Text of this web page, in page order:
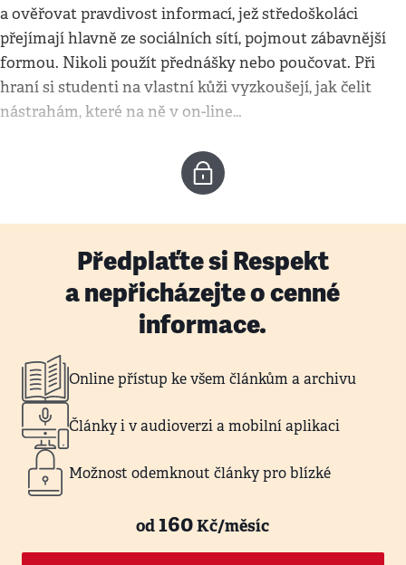
a ověřovat pravdivost informací, jež středoškoláci
přejímají hlavně ze sociálních sítí, pojmout zábavnější
formou. Nikoli použít přednášky nebo poučovat. Při
hraní si studenti na vlastní kůži vyzkoušejí, jak čelit
nástrahám, které na ně v on-line…
Předplaťte si Respekt
a nepřicházejte o cenné
informace.
Online přístup ke všem článkům a archivu
Články i v audioverzi a mobilní aplikaci
Možnost odemknout články pro blízké
od160Kč/měsíc